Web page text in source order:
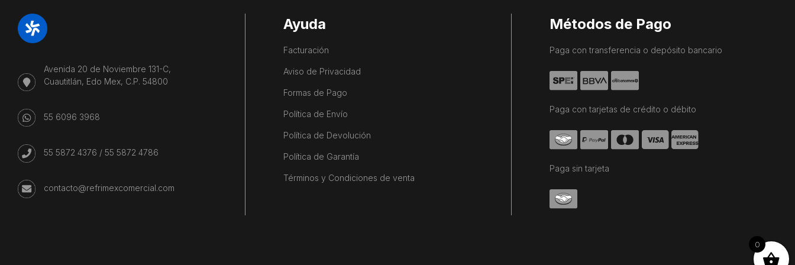
Avenida 20 de Noviembre 131-C,
Cuautitlán, Edo Mex, C.P. 54800
55 6096 3968
55 5872 4376 / 55 5872 4786
contacto@refrimexcomercial.com
Ayuda
Facturación
Aviso de Privacidad
Formas de Pago
Política de Envío
Política de Devolución
Política de Garantía
Términos y Condiciones de venta
Métodos de Pago
Paga con transferencia o depósito bancario
Paga con tarjetas de crédito o débito
Paga sin tarjeta
0